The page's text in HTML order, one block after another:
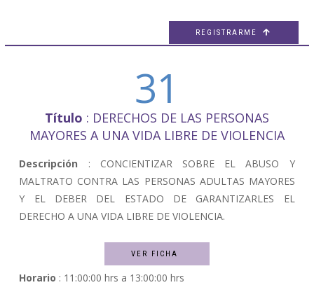
REGISTRARME 
31
Título : DERECHOS DE LAS PERSONAS
MAYORES A UNA VIDA LIBRE DE VIOLENCIA
Descripción : CONCIENTIZAR SOBRE EL ABUSO Y
MALTRATO CONTRA LAS PERSONAS ADULTAS MAYORES
Y EL DEBER DEL ESTADO DE GARANTIZARLES EL
DERECHO A UNA VIDA LIBRE DE VIOLENCIA.
VER FICHA
Horario : 11:00:00 hrs a 13:00:00 hrs